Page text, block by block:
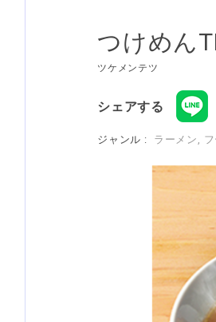
つけめん
ツケメンテツ
シェアする
ジャンル : ラーメン,